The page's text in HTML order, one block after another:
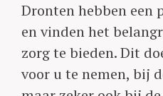
Dronten hebben een
en vinden het
zorg te bieden. Dit
voor u te nemen, bij